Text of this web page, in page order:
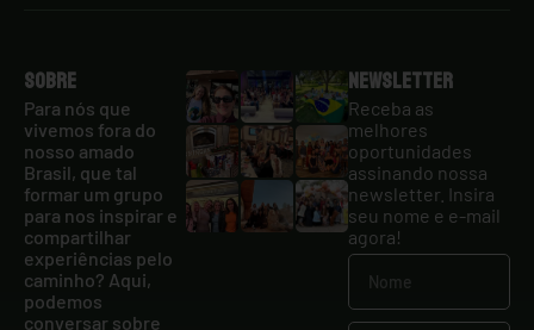
Sobre
Para nós que
vivemos fora do
nosso amado
Brasil, que tal
formar um grupo
para nos inspirar e
compartilhar
experiências pelo
caminho? Aqui,
podemos
conversar sobre
Newsletter
Receba as
melhores
oportunidades
assinando nossa
newsletter. Insira
seu nome e e-mail
agora!